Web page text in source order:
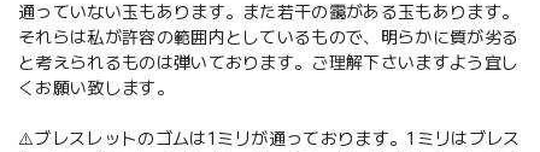
通っていない玉もあります。また若干の靄がある玉もあります。
それらは私が許容の範囲内としているもので、明らかに質が劣る
と考えられるものは弾いております。ご理解下さいますよう宜し
くお願い致します。
⚠️ブレスレットのゴムは1ミリが通っております。1ミリはブレス